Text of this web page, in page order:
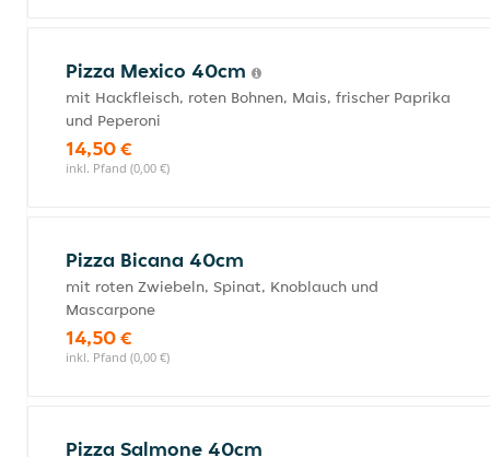
Pizza Mexico 40cm
mit Hackfleisch, roten Bohnen, Mais, frischer Paprika
und Peperoni
14,50 €
inkl. Pfand (0,00 €)
Pizza Bicana 40cm
mit roten Zwiebeln, Spinat, Knoblauch und
Mascarpone
14,50 €
inkl. Pfand (0,00 €)
Pizza Salmone 40cm